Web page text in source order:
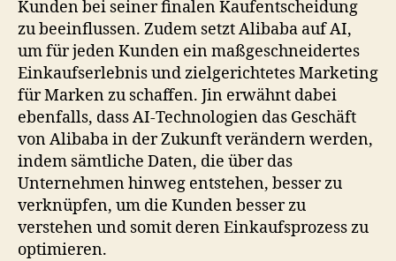
Kunden bei seiner finalen Kaufentscheidung
zu beeinflussen. Zudem setzt Alibaba auf AI,
um für jeden Kunden ein maßgeschneidertes
Einkaufserlebnis und zielgerichtetes Marketing
für Marken zu schaffen. Jin erwähnt dabei
ebenfalls, dass AI-Technologien das Geschäft
von Alibaba in der Zukunft verändern werden,
indem sämtliche Daten, die über das
Unternehmen hinweg entstehen, besser zu
verknüpfen, um die Kunden besser zu
verstehen und somit deren Einkaufsprozess zu
optimieren.